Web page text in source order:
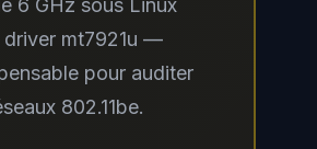
driver mt7921u —
pour auditer
802.11be.